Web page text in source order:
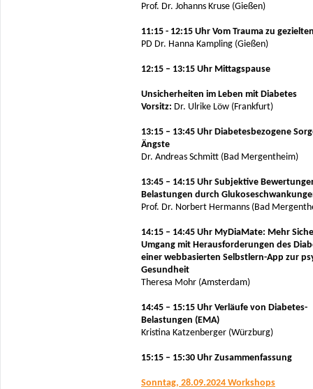
Prof. Dr. Johanns Kruse (Gießen)
11:15 - 12:15 Uhr Vom Trauma zu
PD Dr. Hanna Kampling (Gießen)
12:15 – 13:15 Uhr Mittagspause
Unsicherheiten im Leben mit Diabetes
Vorsitz: Dr. Ulrike Löw (Frankfurt)
13:15 – 13:45 Uhr Diabetesbezogene
Ängste
Dr. Andreas Schmitt (Bad Mergentheim)
13:45 – 14:15 Uhr Subjektive
Belastungen durch
Prof. Dr. Norbert Hermanns (Bad
14:15 – 14:45 Uhr MyDiaMate: Mehr
Umgang mit Herausforderungen des
einer webbasierten Selbstlern-App zur
Gesundheit
Theresa Mohr (Amsterdam)
14:45 – 15:15 Uhr Verläufe von Diabetes-
Belastungen (EMA)
Kristina Katzenberger (Würzburg)
15:15 – 15:30 Uhr Zusammenfassung
Sonntag, 28.09.2024 Workshops